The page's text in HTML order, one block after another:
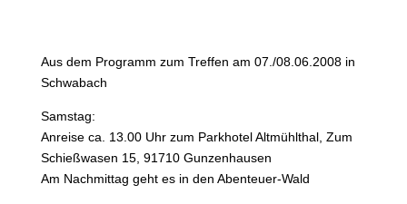
Aus dem Programm zum Treffen am 07./08.06.2008 in
Schwabach
Samstag:
Anreise ca. 13.00 Uhr zum Parkhotel Altmühlthal, Zum
Schießwasen 15, 91710 Gunzenhausen
Am Nachmittag geht es in den Abenteuer-Wald